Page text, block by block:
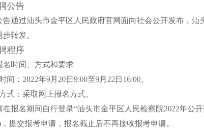
公告
告通过汕头市金平区人民政府官网面向社会公开发布，
转发。
程序
名时间、方式和要求
间：2022年9月20日9:00至9月22日16:00。
式：采取网上报名方式。
在报名期间自行登录“汕头市金平区人民检察院2022年公
提交报考申请，报名截止后不再接收报考申请。